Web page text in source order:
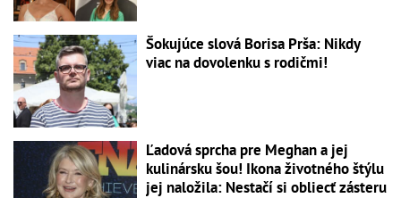
Šokujúce slová Borisa Prša: Nikdy
viac na dovolenku s rodičmi!
Ľadová sprcha pre Meghan a jej
kulinársku šou! Ikona životného štýlu
jej naložila: Nestačí si obliecť zásteru